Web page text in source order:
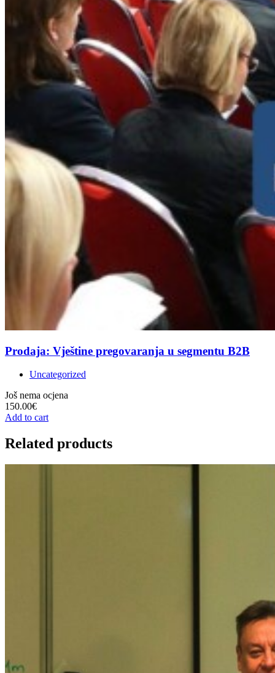
Prodaja: Vještine pregovaranja u segmentu B2B
Uncategorized
Još nema ocjena
150.00€
Add to cart
Related products